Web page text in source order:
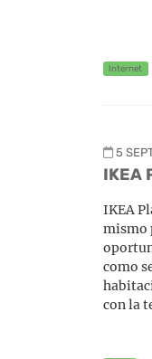
Internet
5
IKEA
IKEA
mismo
como
con la